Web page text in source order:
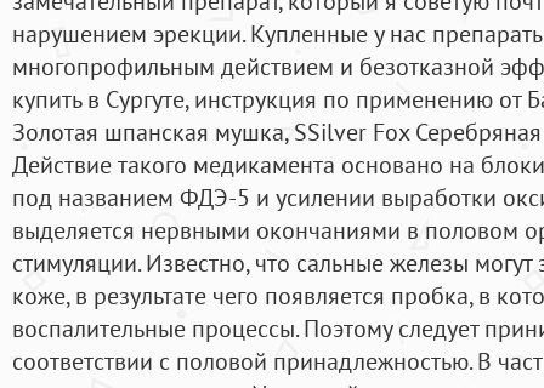
нарушением эрекции. Купленные у нас
многопрофильным действием и безотказной
купить в Сургуте, инструкция по применению от
Золотая шпанская мушка, SSilver Fox
Действие такого медикамента основано на
под названием ФДЭ-5 и усилении выработки
выделяется нервными окончаниями в половом
стимуляции. Известно, что сальные железы
коже, в результате чего появляется пробка, в
воспалительные процессы. Поэтому следует
соответствии с половой принадлежностью. В